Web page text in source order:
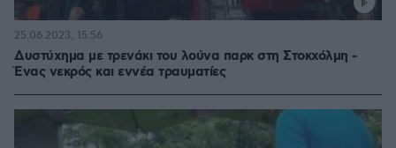
Δυστύχημα με τρενάκι του λούνα παρκ στη Στοκχόλμη -
Ένας νεκρός και εννέα τραυματίες
25.06.2023, 15:56